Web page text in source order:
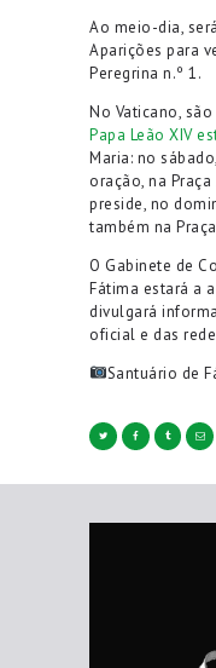
Ao meio-dia,
Aparições para
Peregrina n.º 1.
No Vaticano,
Papa Leão XIV
Maria: no
oração, na Praça
preside, no
também na
O Gabinete de
Fátima estará a
divulgará
oficial e das
Santuário de